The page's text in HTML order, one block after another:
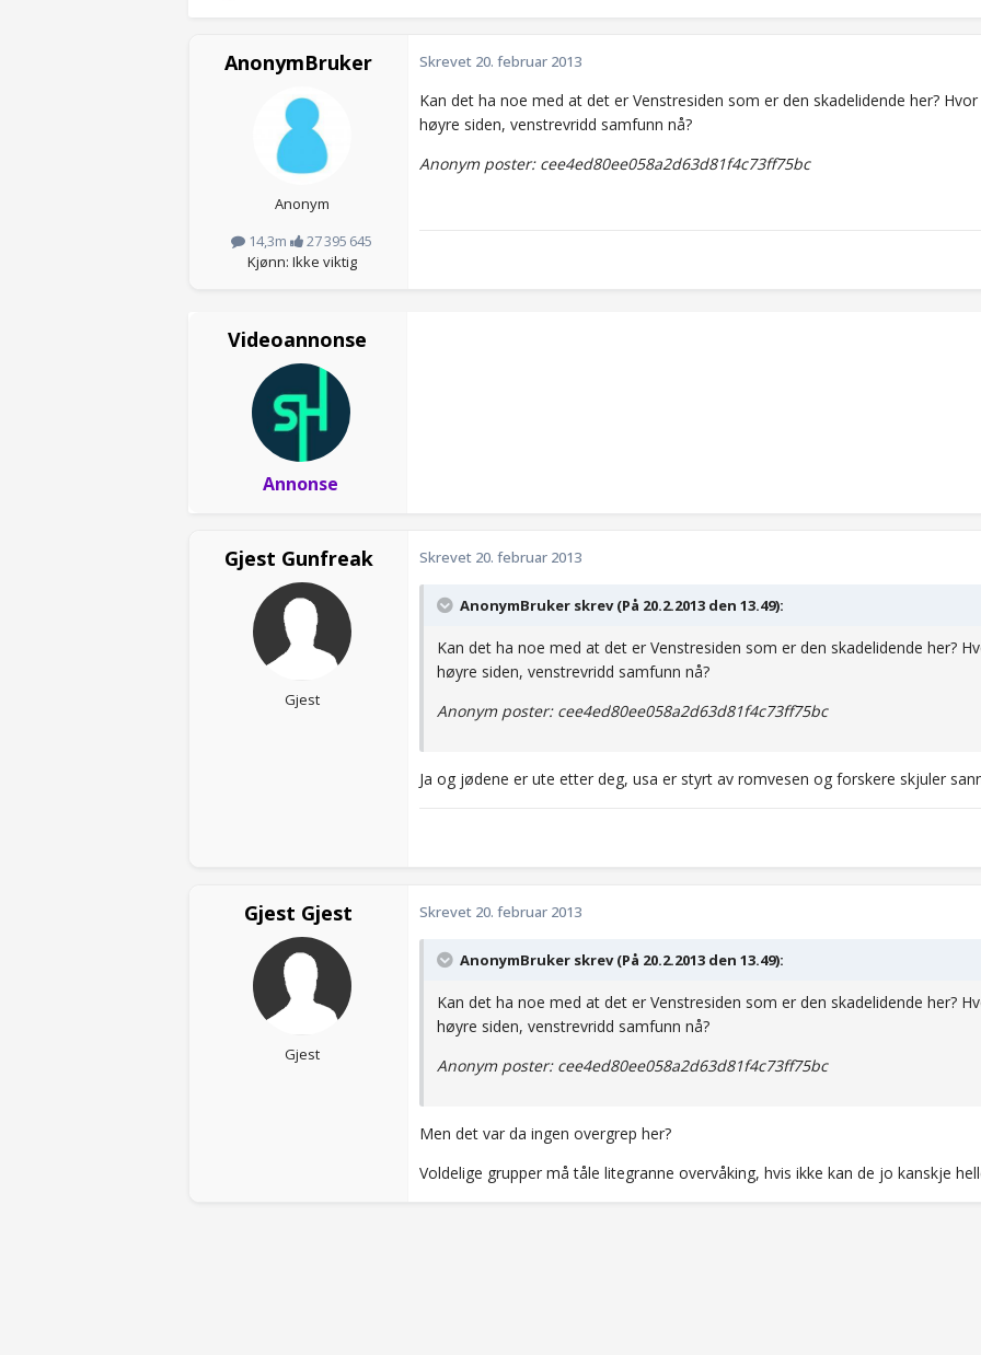
AnonymBruker
Anonym
14,3m
27 395 645
Kjønn: Ikke viktig
Skrevet 20. februar 2013
Kan det ha noe med at det er Venstresiden som er den skadelidende her?
høyre siden, venstrevridd samfunn nå?
Anonym poster: cee4ed80ee058a2d63d81f4c73ff75bc
Videoannonse
Annonse
Gjest Gunfreak
Gjest
Skrevet 20. februar 2013
AnonymBruker skrev (På 20.2.2013 den 13.49):
Kan det ha noe med at det er Venstresiden som er den skadelidende her?
høyre siden, venstrevridd samfunn nå?
Anonym poster: cee4ed80ee058a2d63d81f4c73ff75bc
Ja og jødene er ute etter deg, usa er styrt av romvesen og forskere skjuler
Gjest Gjest
Gjest
Skrevet 20. februar 2013
AnonymBruker skrev (På 20.2.2013 den 13.49):
Kan det ha noe med at det er Venstresiden som er den skadelidende her?
høyre siden, venstrevridd samfunn nå?
Anonym poster: cee4ed80ee058a2d63d81f4c73ff75bc
Men det var da ingen overgrep her?
Voldelige grupper må tåle litegranne overvåking, hvis ikke kan de jo kanskje